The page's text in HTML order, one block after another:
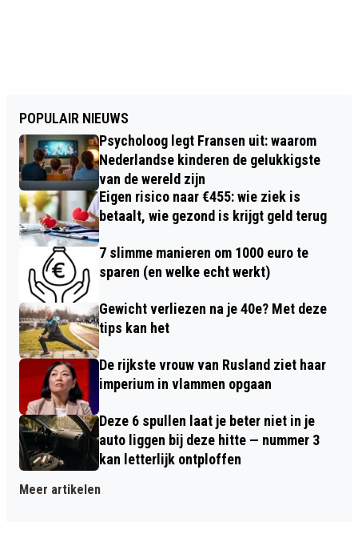
POPULAIR NIEUWS
Psycholoog legt Fransen uit: waarom
Nederlandse kinderen de gelukkigste
van de wereld zijn
Eigen risico naar €455: wie ziek is
betaalt, wie gezond is krijgt geld terug
7 slimme manieren om 1000 euro te
sparen (en welke echt werkt)
Gewicht verliezen na je 40e? Met deze
tips kan het
De rijkste vrouw van Rusland ziet haar
imperium in vlammen opgaan
Deze 6 spullen laat je beter niet in je
auto liggen bij deze hitte — nummer 3
kan letterlijk ontploffen
Meer artikelen